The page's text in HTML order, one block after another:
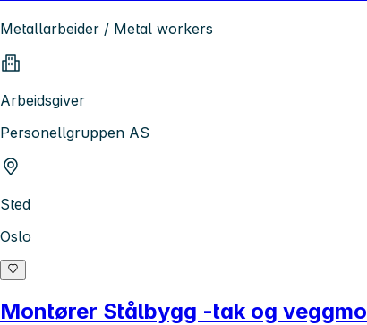
Metallarbeider / Metal workers
Arbeidsgiver
Personellgruppen AS
Sted
Oslo
Montører Stålbygg -tak og